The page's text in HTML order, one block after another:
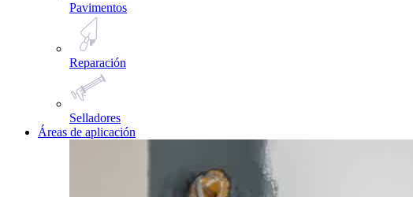
Pavimentos
Reparación
Selladores
Áreas de aplicación